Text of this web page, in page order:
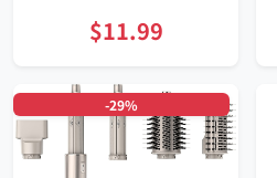
通用
$11.99
-29%